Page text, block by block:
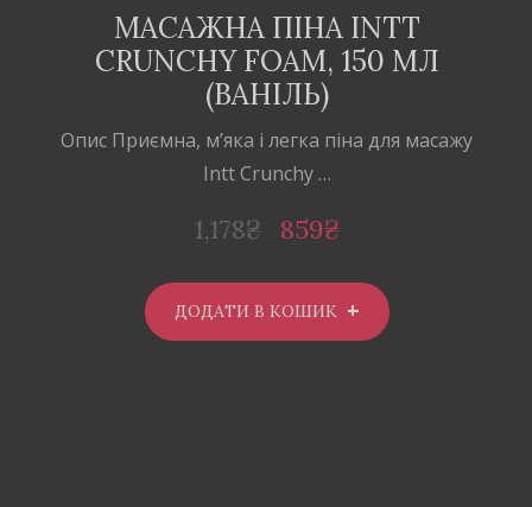
МАСАЖНА ПІНА INTT
CRUNCHY FOAM, 150 МЛ
(ВАНІЛЬ)
Опис Приємна, м’яка і легка піна для масажу
Intt Crunchy …
1,178₴ 859₴
ДОДАТИ В КОШИК